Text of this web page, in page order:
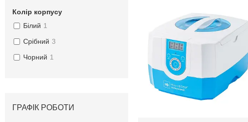
Колір корпусу
Білий 1
Срібний 3
Чорний 1
ГРАФІК РОБОТИ